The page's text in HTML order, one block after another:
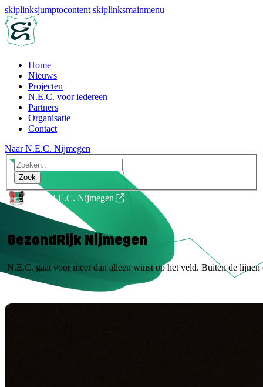
skiplinksjumptocontent skiplinksmainmenu
Home
Nieuws
Projecten
N.E.C. voor iedereen
Partners
Organisatie
Contact
Naar N.E.C. Nijmegen
Naar N.E.C. Nijmegen
GezondRijk Nijmegen
N.E.C. gaat voor meer dan alleen winst op het veld. Buiten de